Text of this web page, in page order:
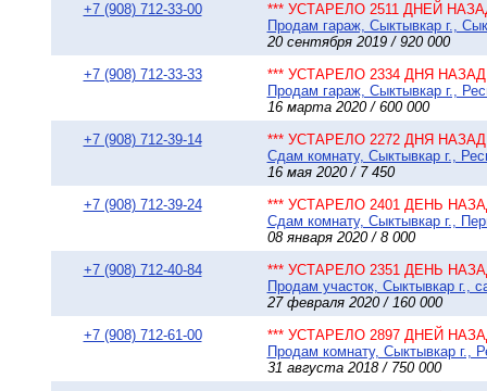
+7 (908) 712-33-00
*** УСТАРЕЛО 2511 ДНЕЙ
Продам гараж, Сыктывкар г.,
20 сентября 2019 / 920 000
+7 (908) 712-33-33
*** УСТАРЕЛО 2334 ДНЯ НАЗАД
Продам гараж, Сыктывкар г.,
16 марта 2020 / 600 000
+7 (908) 712-39-14
*** УСТАРЕЛО 2272 ДНЯ НАЗАД
Сдам комнату, Сыктывкар г.,
16 мая 2020 / 7 450
+7 (908) 712-39-24
*** УСТАРЕЛО 2401 ДЕНЬ
Сдам комнату, Сыктывкар г.,
08 января 2020 / 8 000
+7 (908) 712-40-84
*** УСТАРЕЛО 2351 ДЕНЬ
Продам участок, Сыктывкар г.,
27 февраля 2020 / 160 000
+7 (908) 712-61-00
*** УСТАРЕЛО 2897 ДНЕЙ
Продам комнату, Сыктывкар г.,
31 августа 2018 / 750 000